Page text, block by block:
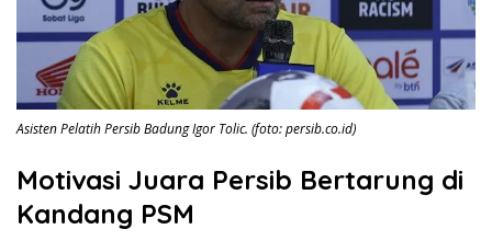
Asisten Pelatih Persib Badung Igor Tolic. (foto: persib.co.id)
Motivasi Juara Persib Bertarung di
Kandang PSM